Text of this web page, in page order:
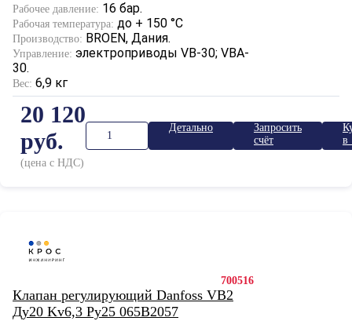
Рабочее давление: 16 бар.
Рабочая температура: до + 150 °С
Производство: BROEN, Дания.
Управление: электроприводы VB-30; VBA-
30.
Вес: 6,9 кг
20 120
руб.
(цена с НДС)
Детально
Запросить
счёт
в
700516
Клапан регулирующий Danfoss VB2
Ду20 Kv6,3 Ру25 065B2057